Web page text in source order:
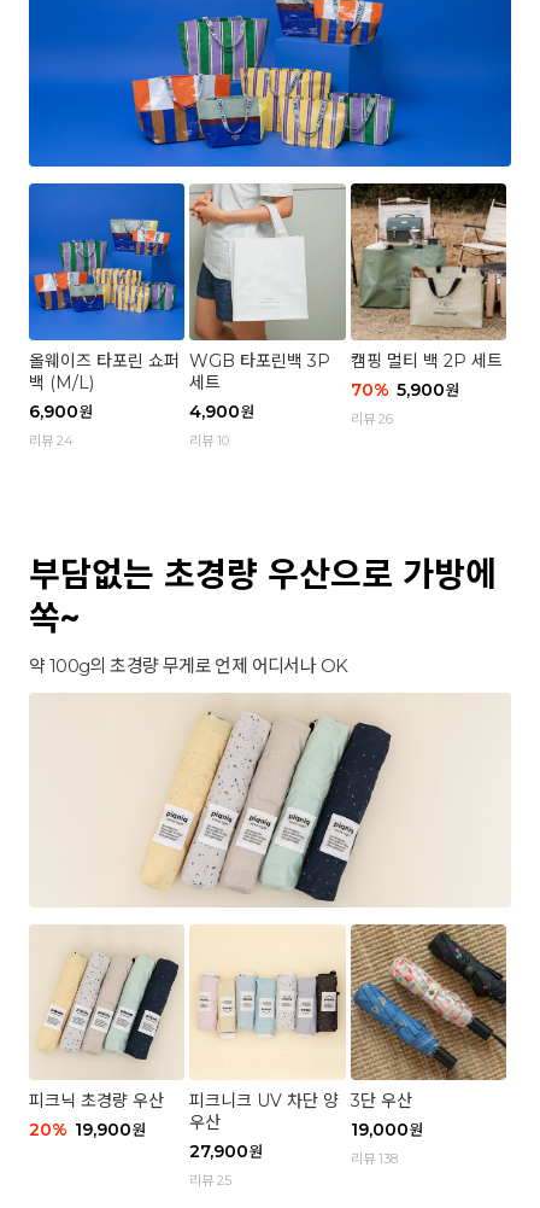
올웨이즈 타포린 쇼퍼
백 (M/L)
6,900원
리뷰 24
WGB 타포린백 3P
세트
4,900원
리뷰 10
캠핑 멀티 백 2P 세트
70% 5,900원
리뷰 26
부담없는 초경량 우산으로 가방에
쏙~
약 100g의 초경량 무게로 언제 어디서나 OK
피크닉 초경량 우산
20% 19,900원
피크니크 UV 차단 양
우산
27,900원
리뷰 25
3단 우산
19,000원
리뷰 138